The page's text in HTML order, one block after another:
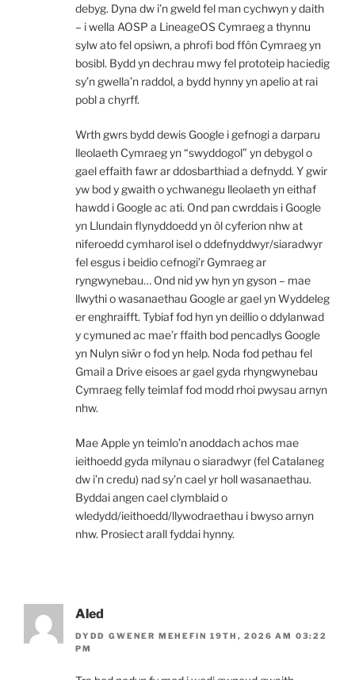
debyg. Dyna dw i’n gweld fel man cychwyn y daith
– i wella AOSP a LineageOS Cymraeg a thynnu
sylw ato fel opsiwn, a phrofi bod ffôn Cymraeg yn
bosibl. Bydd yn dechrau mwy fel prototeip haciedig
sy’n gwella’n raddol, a bydd hynny yn apelio at rai
pobl a chyrff.
Wrth gwrs bydd dewis Google i gefnogi a darparu
lleolaeth Cymraeg yn “swyddogol” yn debygol o
gael effaith fawr ar ddosbarthiad a defnydd. Y gwir
yw bod y gwaith o ychwanegu lleolaeth yn eithaf
hawdd i Google ac ati. Ond pan cwrddais i Google
yn Llundain flynyddoedd yn ôl cyferion nhw at
niferoedd cymharol isel o ddefnyddwyr/siaradwyr
fel esgus i beidio cefnogi’r Gymraeg ar
ryngwynebau… Ond nid yw hyn yn gyson – mae
llwythi o wasanaethau Google ar gael yn Wyddeleg
er enghraifft. Tybiaf fod hyn yn deillio o ddylanwad
y cymuned ac mae’r ffaith bod pencadlys Google
yn Nulyn siŵr o fod yn help. Noda fod pethau fel
Gmail a Drive eisoes ar gael gyda rhyngwynebau
Cymraeg felly teimlaf fod modd rhoi pwysau arnyn
nhw.
Mae Apple yn teimlo’n anoddach achos mae
ieithoedd gyda milynau o siaradwyr (fel Catalaneg
dw i’n credu) nad sy’n cael yr holl wasanaethau.
Byddai angen cael clymblaid o
wledydd/ieithoedd/llywodraethau i bwyso arnyn
nhw. Prosiect arall fyddai hynny.
Aled
DYDD GWENER MEHEFIN 19TH, 2026 AM 03:22
PM